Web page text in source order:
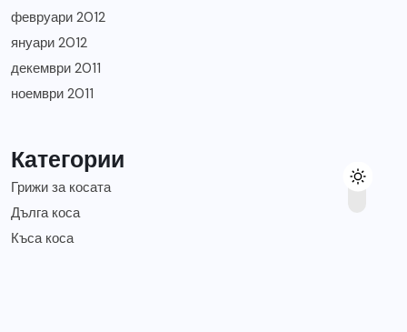
февруари 2012
януари 2012
декември 2011
ноември 2011
Категории
Грижи за косата
Дълга коса
Къса коса